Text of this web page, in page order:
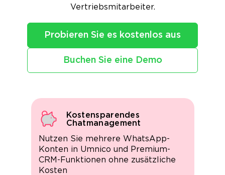
Vertriebsmitarbeiter.
Probieren Sie es kostenlos aus
Buchen Sie eine Demo
Kostensparendes
Chatmanagement
Nutzen Sie mehrere WhatsApp-
Konten in Umnico und Premium-
CRM-Funktionen ohne zusätzliche
Kosten